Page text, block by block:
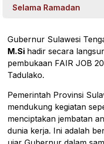
Selama Ramadan
Gubernur Sulawesi
M.Si hadir secara
pembukaan FAIR JOB
Tadulako.
Pemerintah Provinsi
mendukung kegiatan
menciptakan jembatan
dunia kerja. Ini adalah